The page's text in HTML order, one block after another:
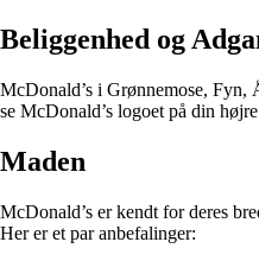
Beliggenhed og
McDonald’s i Grønnemose,
se McDonald’s logoet på din
Maden
McDonald’s er kendt for deres
Her er et par anbefalinger: